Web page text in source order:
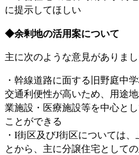
に提示してほしい
◆余剰地の活用案について
主に次のような意見がありまし
・幹線道路に面する旧野庭中
交通利便性が高いため、用途
業施設・医療施設等を中心と
ことができる
・I街区及びJ街区については
とから、主に分譲住宅として